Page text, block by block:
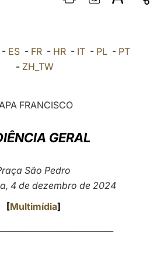
DEUTSCH
العربيّة - ES- FR- HR- IT- PL- PT
- ZH_TW
FRANCISCO
GERAL
São Pedro
4 de dezembro de 2024
[Multimídia]